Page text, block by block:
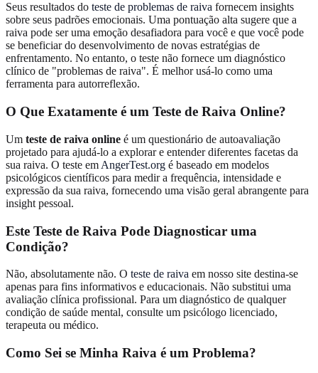
Seus resultados do teste de problemas de raiva fornecem insights
sobre seus padrões emocionais. Uma pontuação alta sugere que a
raiva pode ser uma emoção desafiadora para você e que você pode
se beneficiar do desenvolvimento de novas estratégias de
enfrentamento. No entanto, o teste não fornece um diagnóstico
clínico de "problemas de raiva". É melhor usá-lo como uma
ferramenta para autorreflexão.
O Que Exatamente é um Teste de Raiva Online?
Um teste de raiva online é um questionário de autoavaliação
projetado para ajudá-lo a explorar e entender diferentes facetas da
sua raiva. O teste em AngerTest.org é baseado em modelos
psicológicos científicos para medir a frequência, intensidade e
expressão da sua raiva, fornecendo uma visão geral abrangente para
insight pessoal.
Este Teste de Raiva Pode Diagnosticar uma
Condição?
Não, absolutamente não. O teste de raiva em nosso site destina-se
apenas para fins informativos e educacionais. Não substitui uma
avaliação clínica profissional. Para um diagnóstico de qualquer
condição de saúde mental, consulte um psicólogo licenciado,
terapeuta ou médico.
Como Sei se Minha Raiva é um Problema?